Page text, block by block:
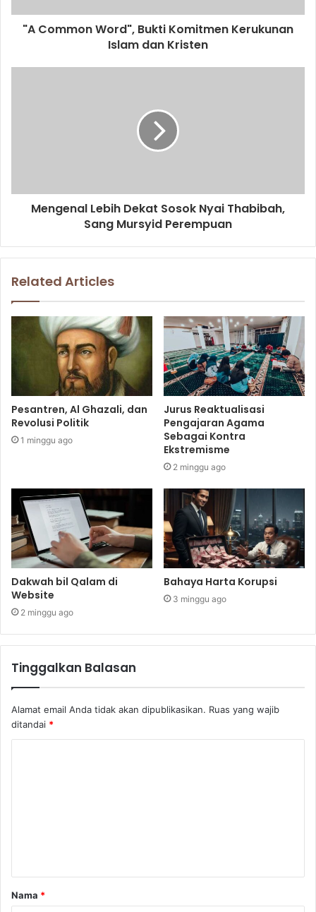
"A Common Word", Bukti Komitmen Kerukunan
Islam dan Kristen
Mengenal Lebih Dekat Sosok Nyai Thabibah,
Sang Mursyid Perempuan
Related Articles
Pesantren, Al Ghazali, dan
Revolusi Politik
1 minggu ago
Jurus Reaktualisasi
Pengajaran Agama
Sebagai Kontra
Ekstremisme
2 minggu ago
Dakwah bil Qalam di
Website
2 minggu ago
Bahaya Harta Korupsi
3 minggu ago
Tinggalkan Balasan
Alamat email Anda tidak akan dipublikasikan. Ruas yang wajib
ditandai *
a
r
Nama *